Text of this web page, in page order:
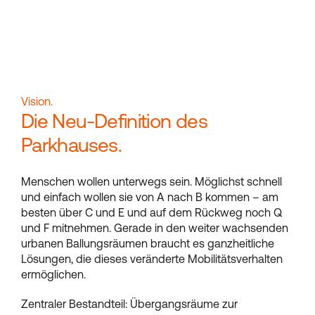
Vision.
Die Neu-Definition des
Parkhauses.
Menschen wollen unterwegs sein. Möglichst schnell
und einfach wollen sie von A nach B kommen – am
besten über C und E und auf dem Rückweg noch Q
und F mitnehmen. Gerade in den weiter wachsenden
urbanen Ballungsräumen braucht es ganzheitliche
Lösungen, die dieses veränderte Mobilitätsverhalten
ermöglichen.
Zentraler Bestandteil: Übergangsräume zur